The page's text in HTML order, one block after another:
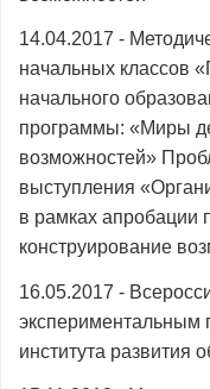
14.04.2017 -
начальных классов
начального
программы: «Миры
возможностей»
выступления
в рамках апробации
конструирование
16.05.2017 -
экспериментальным
института развития